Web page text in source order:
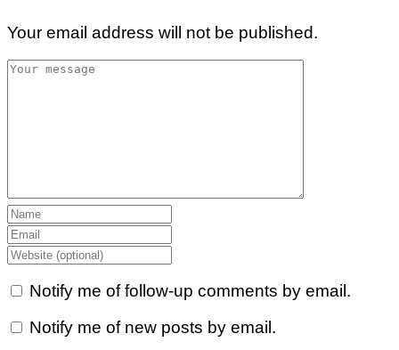
Your email address will not be published.
Notify me of follow-up comments by email.
Notify me of new posts by email.